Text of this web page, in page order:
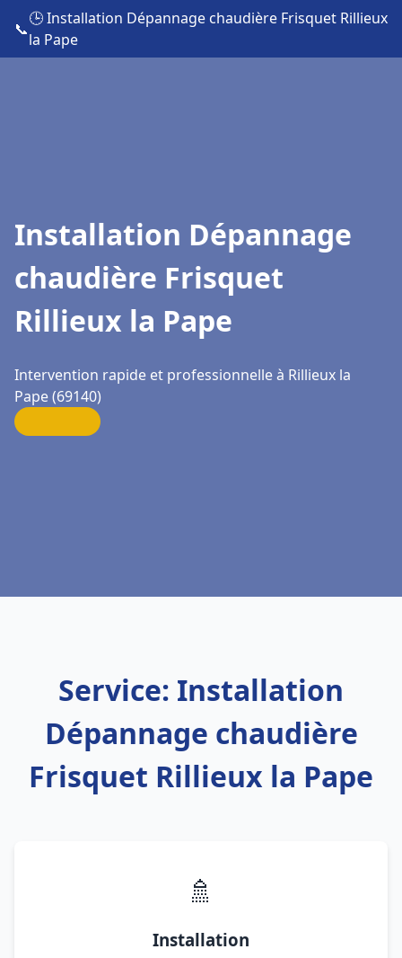
📞
🕒 Installation Dépannage chaudière Frisquet Rillieux
la Pape
Installation Dépannage
chaudière Frisquet
Rillieux la Pape
Intervention rapide et professionnelle à Rillieux la
Pape (69140)
Service: Installation
Dépannage chaudière
Frisquet Rillieux la Pape
🚿
Installation